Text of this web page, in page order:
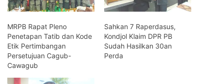
MRPB Rapat Pleno
Penetapan Tatib dan Kode
Etik Pertimbangan
Persetujuan Cagub-
Cawagub
Sahkan 7 Raperdasus,
Kondjol Klaim DPR PB
Sudah Hasilkan 30an
Perda